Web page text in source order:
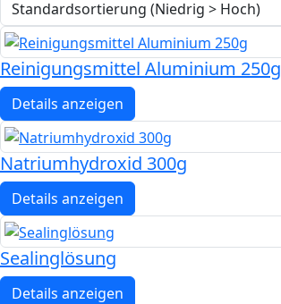
Reinigungsmittel Aluminium 250g
Details anzeigen
Natriumhydroxid 300g
Details anzeigen
Sealinglösung
Details anzeigen